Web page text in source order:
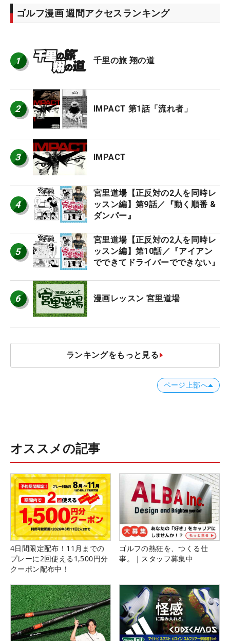
ゴルフ漫画 週間アクセスランキング
1 千里の旅 翔の道
2 IMPACT 第1話「流れ者」
3 IMPACT
4
宮里道場【正反対の2人を同時レ
ッスン編】第9話／『動く順番 &
ダンパー』
5
宮里道場【正反対の2人を同時レ
ッスン編】第10話／『アイアン
でできてドライバーでできない』
6 漫画レッスン 宮里道場
ランキングをもっと見る
ページ上部へ
オススメの記事
4日間限定配布！11月までの
プレーに2回使える1,500円分
クーポン配布中！
ゴルフの熱狂を、つくる仕
事。｜スタッフ募集中